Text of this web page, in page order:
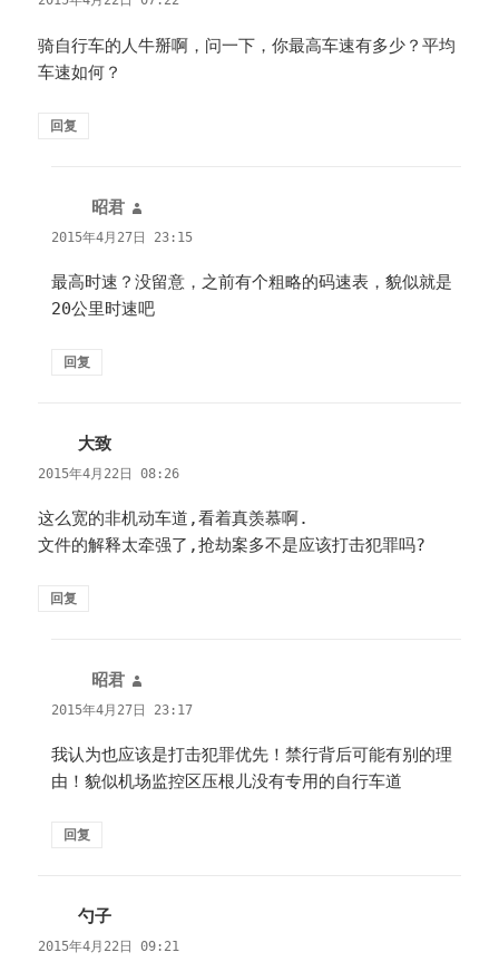
骑自行车的人牛掰啊，问一下，你最高车速有多少？平均
车速如何？
回复
昭君
道：
2015年4月27日 23:15
最高时速？没留意，之前有个粗略的码速表，貌似就是
20公里时速吧
回复
大致
道：
2015年4月22日 08:26
这么宽的非机动车道,看着真羡慕啊.
文件的解释太牵强了,抢劫案多不是应该打击犯罪吗?
回复
昭君
道：
2015年4月27日 23:17
我认为也应该是打击犯罪优先！禁行背后可能有别的理
由！貌似机场监控区压根儿没有专用的自行车道
回复
勺子
道：
2015年4月22日 09:21